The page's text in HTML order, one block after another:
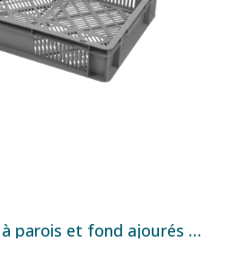
Bac Euronorm à parois et fond ajourés - 20 L - 600×400×120 mm